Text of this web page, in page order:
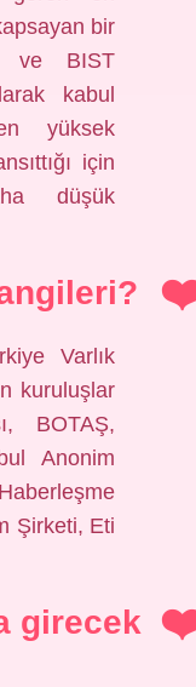
bir
ve BIST
kabul
yüksek
için
düşük
Varlık
kuruluşlar
BOTAŞ,
Anonim
Şirketi, Eti
girecek